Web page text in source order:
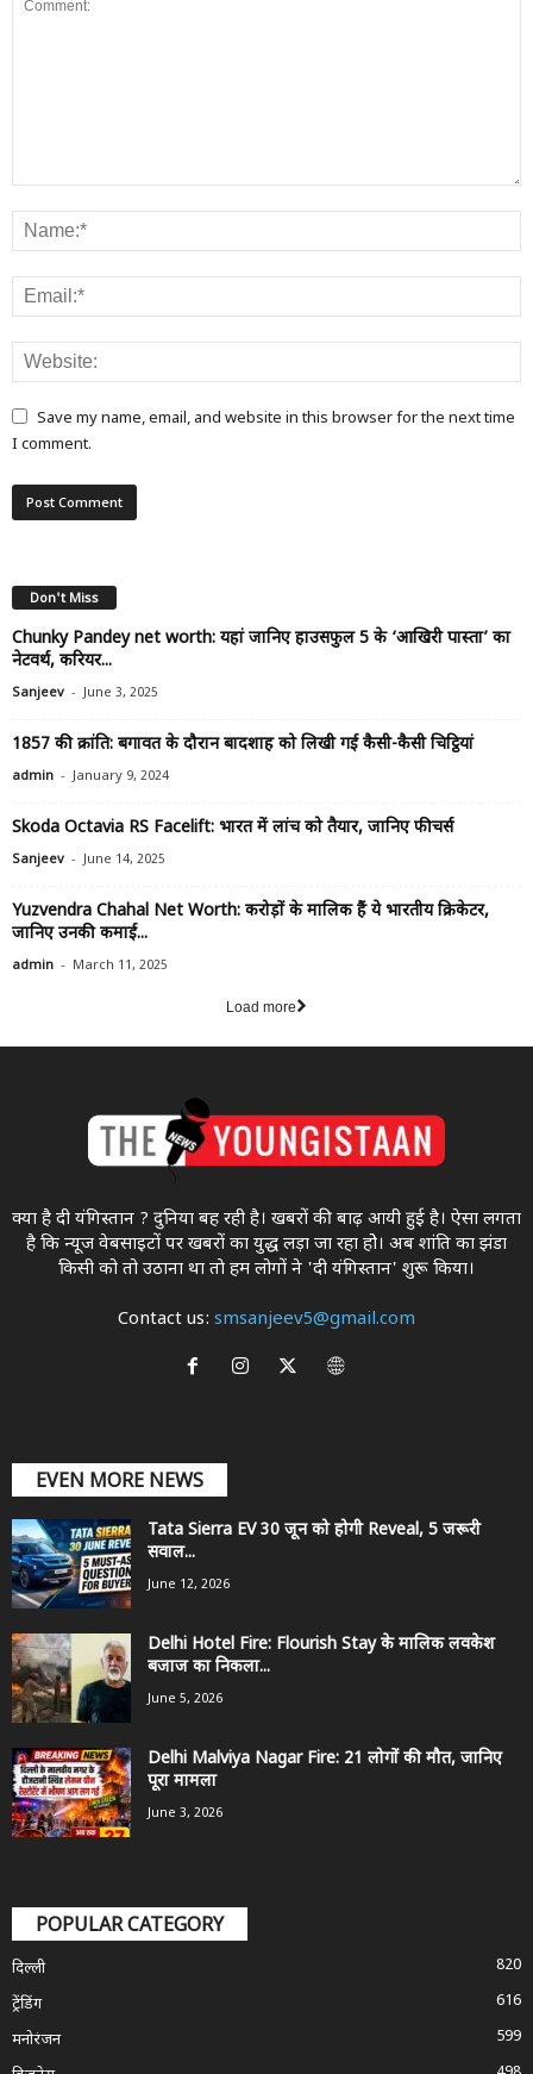
Save my name, email, and website in this browser for the next time
I comment.
Don't Miss
Chunky Pandey net worth: यहां जानिए हाउसफुल 5 के ‘आखिरी पास्ता’ का
नेटवर्थ, करियर...
Sanjeev - June 3, 2025
1857 की क्रांति: बगावत के दौरान बादशाह को लिखी गई कैसी-कैसी चिट्ठियां
admin - January 9, 2024
Skoda Octavia RS Facelift: भारत में लांच को तैयार, जानिए फीचर्स
Sanjeev - June 14, 2025
Yuzvendra Chahal Net Worth: करोड़ों के मालिक हैं ये भारतीय क्रिकेटर,
जानिए उनकी कमाई...
admin - March 11, 2025
Load more
क्या है दी यंगिस्तान ? दुनिया बह रही है। खबरों की बाढ़ आयी हुई है। ऐसा लगता
है कि न्यूज वेबसाइटों पर खबरों का युद्ध लड़ा जा रहा होे। अब शांति का झंडा
किसी को तो उठाना था ताे हम लोगों ने 'दी यंगिस्तान' शुरू किया।
Contact us: smsanjeev5@gmail.com
EVEN MORE NEWS
Tata Sierra EV 30 जून को होगी Reveal, 5 जरूरी
सवाल...
June 12, 2026
Delhi Hotel Fire: Flourish Stay के मालिक लवकेश
बजाज का निकला...
June 5, 2026
Delhi Malviya Nagar Fire: 21 लोगों की मौत, जानिए
पूरा मामला
June 3, 2026
POPULAR CATEGORY
दिल्ली
820
ट्रेंडिंग
616
मनोरंजन
599